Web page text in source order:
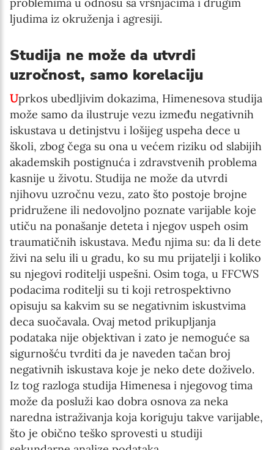
ljudima iz okruženja i agresiji.
Studija ne može da utvrdi
uzročnost, samo korelaciju
Uprkos ubedljivim dokazima, Himenesova studija
može samo da ilustruje vezu između negativnih
iskustava u detinjstvu i lošijeg uspeha dece u
školi, zbog čega su ona u većem riziku od slabijih
akademskih postignuća i zdravstvenih problema
kasnije u životu. Studija ne može da utvrdi
njihovu uzročnu vezu, zato što postoje brojne
pridružene ili nedovoljno poznate varijable koje
utiču na ponašanje deteta i njegov uspeh osim
traumatičnih iskustava. Među njima su: da li dete
živi na selu ili u gradu, ko su mu prijatelji i koliko
su njegovi roditelji uspešni. Osim toga, u FFCWS
podacima roditelji su ti koji retrospektivno
opisuju sa kakvim su se negativnim iskustvima
deca suočavala. Ovaj metod prikupljanja
podataka nije objektivan i zato je nemoguće sa
sigurnošću tvrditi da je naveden tačan broj
negativnih iskustava koje je neko dete doživelo.
Iz tog razloga studija Himenesa i njegovog tima
može da posluži kao dobra osnova za neka
naredna istraživanja koja koriguju takve varijable,
što je obično teško sprovesti u studiji